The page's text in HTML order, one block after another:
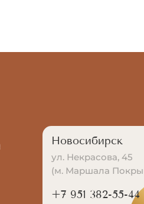
Новосибирск
ул. Некрасова, 45
(м. Маршала
+7 951 382-55-44